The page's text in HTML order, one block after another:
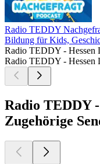
Radio TEDDY
Bildung für Kids,
Radio TEDDY - Hessen
Radio TEDDY - Hessen
Radio TEDDY
Zugehörige